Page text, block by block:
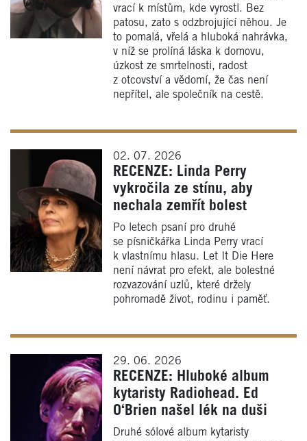
vrací k místům, kde vyrostl. Bez
patosu, zato s odzbrojující něhou. Je
to pomalá, vřelá a hluboká nahrávka,
v níž se prolíná láska k domovu,
úzkost ze smrtelnosti, radost
z otcovství a vědomí, že čas není
nepřítel, ale společník na cestě.
02. 07. 2026
RECENZE: Linda Perry
vykročila ze stínu, aby
nechala zemřít bolest
Po letech psaní pro druhé
se písničkářka Linda Perry vrací
k vlastnímu hlasu. Let It Die Here
není návrat pro efekt, ale bolestné
rozvazování uzlů, které držely
pohromadě život, rodinu i paměť.
29. 06. 2026
RECENZE: Hluboké album
kytaristy Radiohead. Ed
O‘Brien našel lék na duši
Druhé sólové album kytaristy